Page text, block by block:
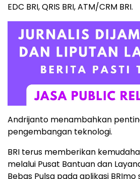
EDC BRI, QRIS BRI, ATM/CRM BRI.
Andrijanto menambahkan
pengembangan teknologi.
BRI terus memberikan
melalui Pusat Bantuan dan
Bebas Pulsa pada aplikasi